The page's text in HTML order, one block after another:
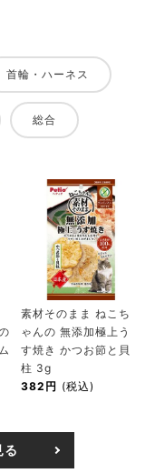
首輪・ハーネス
総合
素材そのまま ねこち
ゃんの 無添加極上う
す焼き かつお節と貝
柱 3g
382円 (税込)
る